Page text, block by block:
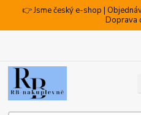
👉 Jsme český e-shop |
Doprava